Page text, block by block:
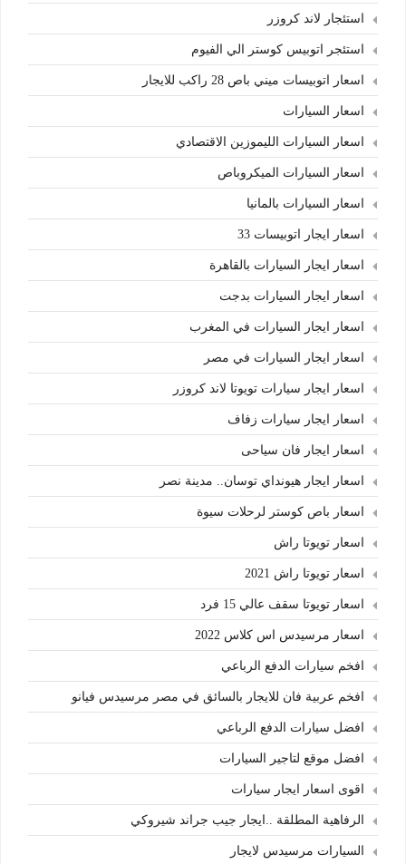
استئجار لاند كروزر
استئجر اتوبيس كوستر الي الفيوم
اسعار اتوبيسات ميني باص 28 راكب للايجار
اسعار السيارات
اسعار السيارات الليموزين الاقتصادي
اسعار السيارات الميكروباص
اسعار السيارات بالمانيا
اسعار ايجار اتوبيسات 33
اسعار ايجار السيارات بالقاهرة
اسعار ايجار السيارات بدجت
اسعار ايجار السيارات في المغرب
اسعار ايجار السيارات في مصر
اسعار ايجار سيارات تويوتا لاند كروزر
اسعار ايجار سيارات زفاف
اسعار ايجار فان سياحى
اسعار ايجار هيونداي توسان.. مدينة نصر
اسعار باص كوستر لرحلات سيوة
اسعار تويوتا راش
اسعار تويوتا راش 2021
اسعار تويوتا سقف عالي 15 فرد
اسعار مرسيدس اس كلاس 2022
افخم سيارات الدفع الرباعي
افخم عربية فان للايجار بالسائق في مصر مرسيدس فيانو
افضل سيارات الدفع الرباعي
افضل موقع لتاجير السيارات
اقوى اسعار ايجار سيارات
الرفاهية المطلقة ..ايجار جيب جراند شيروكي
السيارات مرسيدس لايجار